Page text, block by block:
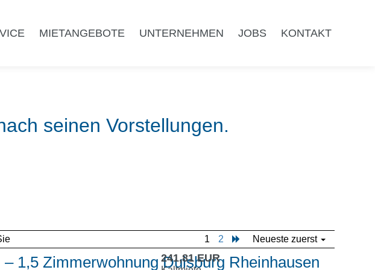
MIETANGEBOTE UNTERNEHMEN JOBS KONTAKT
seinen Vorstellungen.
1 2 Neueste zuerst
1,5 Zimmerwohnung Duisburg Rheinhausen
241,81 EUR